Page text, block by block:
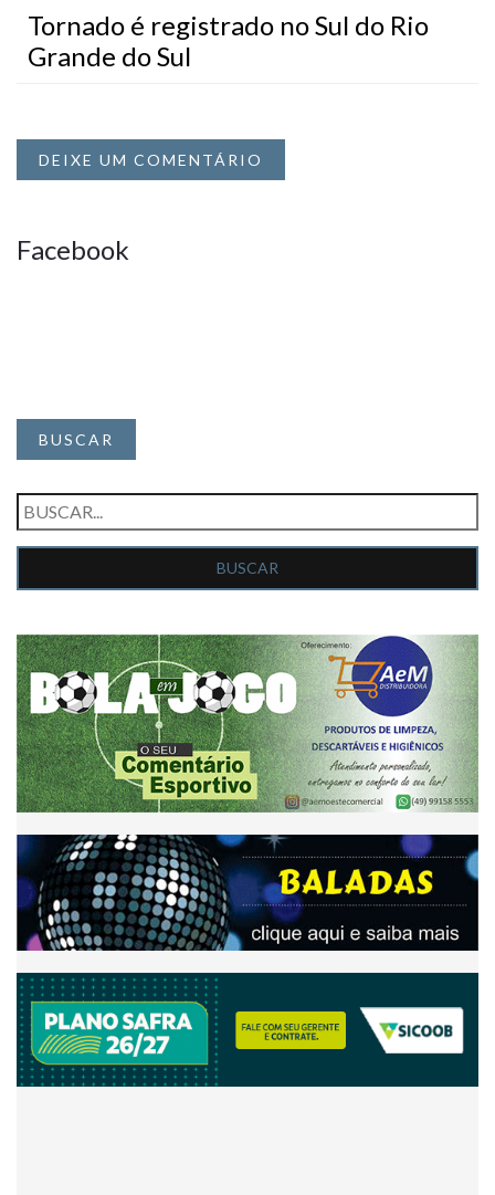
Tornado é registrado no Sul do Rio
Grande do Sul
DEIXE UM COMENTÁRIO
Facebook
BUSCAR